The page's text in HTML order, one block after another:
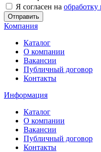
Я согласен на
Отправить
Компания
Каталог
О компании
Вакансии
Публичный договор
Контакты
Информация
Каталог
О компании
Вакансии
Публичный договор
Контакты